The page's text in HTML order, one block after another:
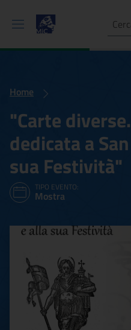
Ricerca
Home
"Carte
dedicata a
sua Festività"
TIPO EVENTO:
Mostra
"Carte